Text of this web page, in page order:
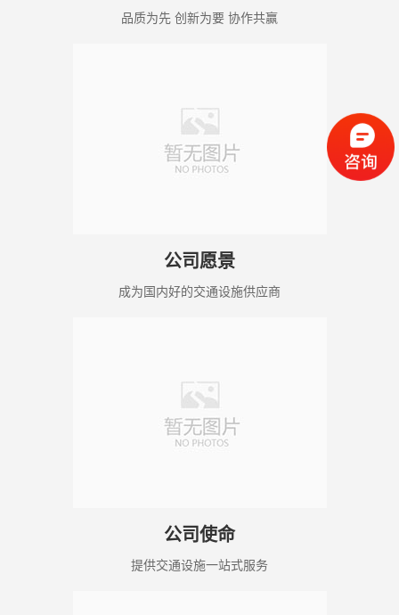
品质为先 创新为要 协作共赢
公司愿景
成为国内好的交通设施供应商
公司使命
提供交通设施一站式服务